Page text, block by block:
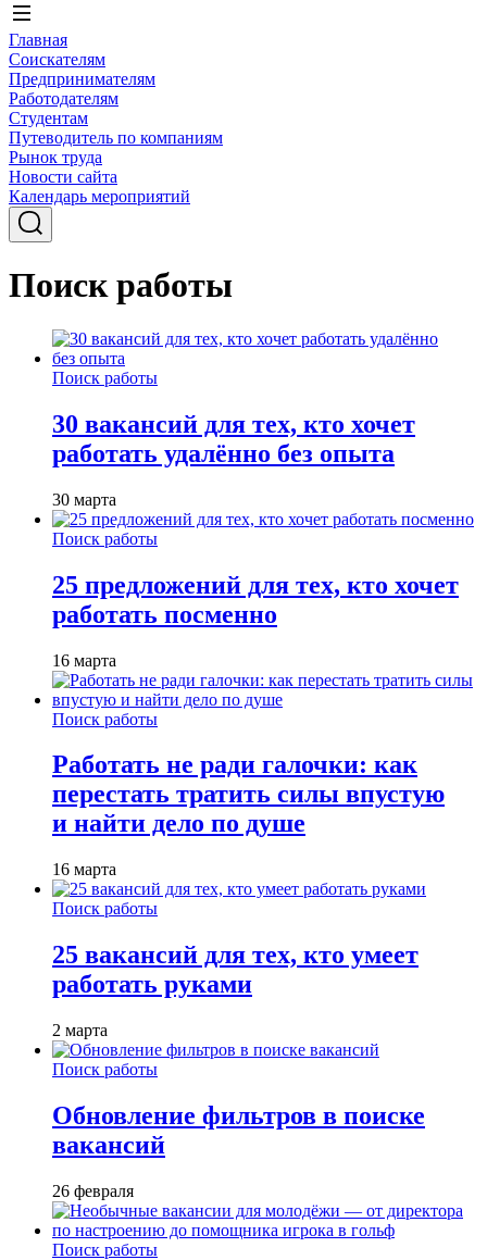
Главная
Соискателям
Предпринимателям
Работодателям
Студентам
Путеводитель по компаниям
Рынок труда
Новости сайта
Календарь мероприятий
Поиск работы
Поиск работы
30 вакансий для тех, кто хочет
работать удалённо без опыта
30 марта
Поиск работы
25 предложений для тех, кто хочет
работать посменно
16 марта
Поиск работы
Работать не ради галочки: как
перестать тратить силы впустую
и найти дело по душе
16 марта
Поиск работы
25 вакансий для тех, кто умеет
работать руками
2 марта
Поиск работы
Обновление фильтров в поиске
вакансий
26 февраля
Поиск работы